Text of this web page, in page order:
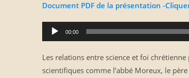
Document PDF de la présentation -
Lecteur
audio
00:00
Les relations entre science et foi
scientifiques comme l’abbé Moreux, le